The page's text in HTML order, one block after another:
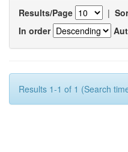
Results/Page |
In order
Results 1-1 of 1 (Search